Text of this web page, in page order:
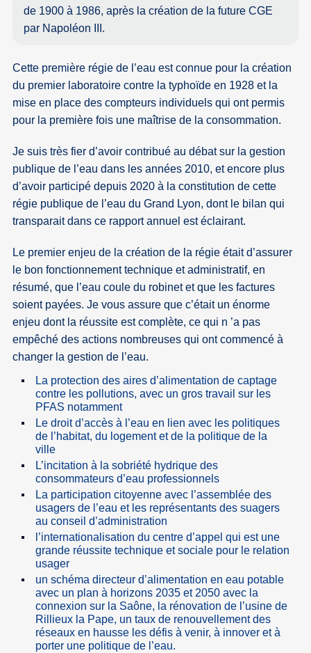
de 1900 à 1986, après la création de la future CGE
par Napoléon III.
Cette première régie de l’eau est connue pour la création
du premier laboratoire contre la typhoïde en 1928 et la
mise en place des compteurs individuels qui ont permis
pour la première fois une maîtrise de la consommation.
Je suis très fier d’avoir contribué au débat sur la gestion
publique de l’eau dans les années 2010, et encore plus
d’avoir participé depuis 2020 à la constitution de cette
régie publique de l’eau du Grand Lyon, dont le bilan qui
transparait dans ce rapport annuel est éclairant.
Le premier enjeu de la création de la régie était d’assurer
le bon fonctionnement technique et administratif, en
résumé, que l’eau coule du robinet et que les factures
soient payées. Je vous assure que c’était un énorme
enjeu dont la réussite est complète, ce qui n ’a pas
empêché des actions nombreuses qui ont commencé à
changer la gestion de l’eau.
La protection des aires d’alimentation de captage
contre les pollutions, avec un gros travail sur les
PFAS notamment
Le droit d’accès à l’eau en lien avec les politiques
de l’habitat, du logement et de la politique de la
ville
L’incitation à la sobriété hydrique des
consommateurs d’eau professionnels
La participation citoyenne avec l’assemblée des
usagers de l’eau et les représentants des suagers
au conseil d’administration
l’internationalisation du centre d’appel qui est une
grande réussite technique et sociale pour le relation
usager
un schéma directeur d’alimentation en eau potable
avec un plan à horizons 2035 et 2050 avec la
connexion sur la Saône, la rénovation de l’usine de
Rillieux la Pape, un taux de renouvellement des
réseaux en hausse les défis à venir, à innover et à
porter une politique de l’eau.